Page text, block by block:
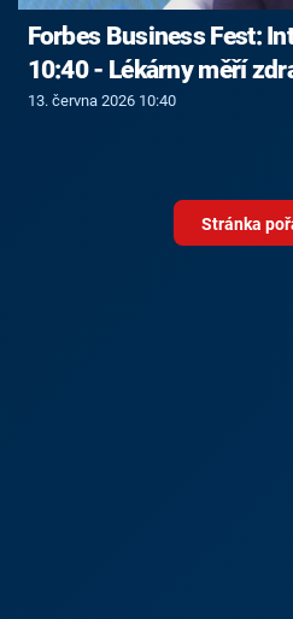
Forbes Business Fest:
10:40 - Lékárny měří
13. června 2026 10:40
Stránka